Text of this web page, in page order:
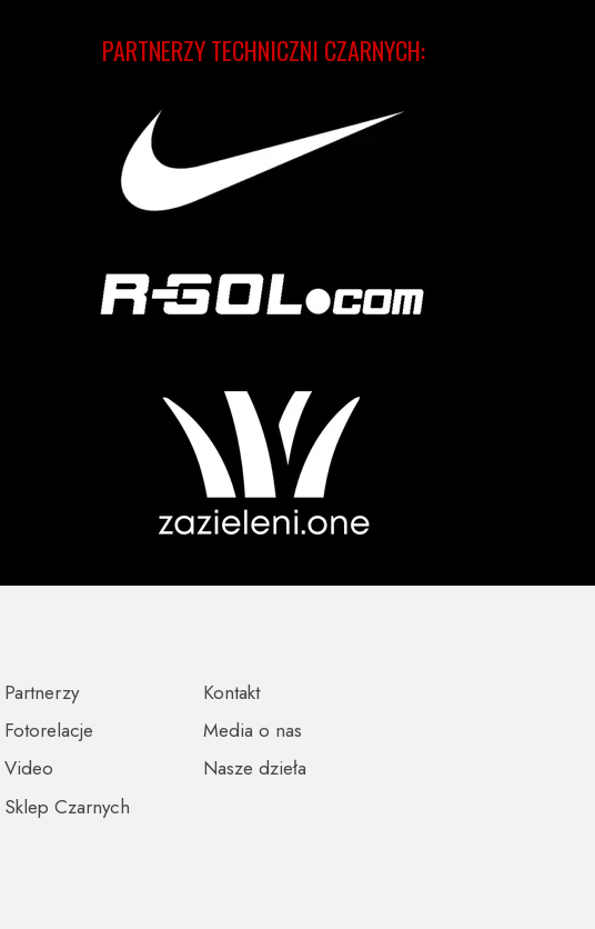
PARTNERZY TECHNICZNI CZARNYCH:
Partnerzy
Sklep Czarnych
Video
Fotorelacje
Kontakt
Media o nas
Nasze dzieła